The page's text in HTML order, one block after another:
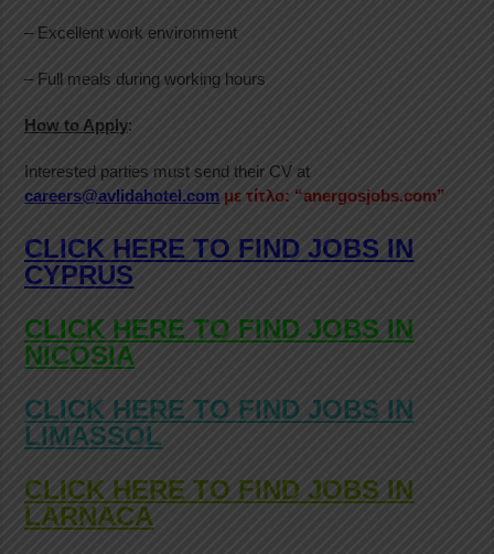
– Excellent work environment
– Full meals during working hours
How to Apply:
Interested parties must send their CV at
careers@avlidahotel.com με τίτλο: “anergosjobs.com”
CLICK HERE TO FIND JOBS IN
CYPRUS
CLICK HERE TO FIND JOBS IN
NICOSIA
CLICK HERE TO FIND JOBS IN
LIMASSOL
CLICK HERE TO FIND JOBS IN
LARNACA